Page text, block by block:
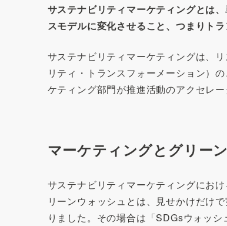
サステナビリティマーケティングとは
スモデルに変化させること、つまりト
サステナビリティマーケティングは、
リティ・トランスフォーメーション）
ケティング部門が推進活動のアクセレ
マーケティングとグリー
サステナビリティマーケティングにお
リーンウォッシュとは、見せかけだけ
りました。その場合は「SDGsウォッ